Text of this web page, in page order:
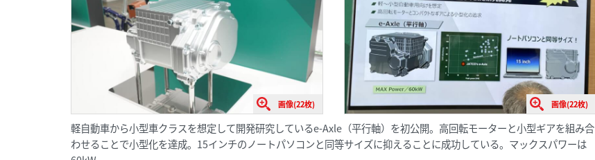
画像(22枚) 画像(22枚)
軽自動車から小型車クラスを想定して開発研究しているe-Axle（平行軸）を初公開。高回転モーターと小型ギアを組み合
わせることで小型化を達成。15インチのノートパソコンと同等サイズに抑えることに成功している。マックスパワーは